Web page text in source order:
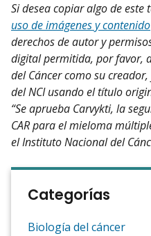
Si desea copiar algo de este
uso de imágenes y contenido
derechos de autor y
digital permitida, por favor,
del Cáncer como su
del NCI usando el título
“Se aprueba Carvykti, la
CAR para el mieloma
el Instituto Nacional del
Categorías
Biología del cáncer